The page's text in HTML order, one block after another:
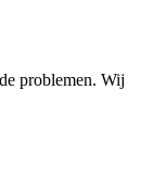
problemen. Wij